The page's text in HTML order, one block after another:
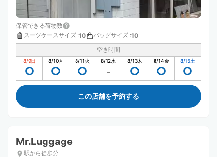
保管できる荷物数
スーツケースサイズ :10 バッグサイズ :10
空き時間
8/9日 8/10月 8/11火 8/12水 8/13木 8/14金 8/15土
この店舗を予約する
Mr.Luggage
駅から徒歩分